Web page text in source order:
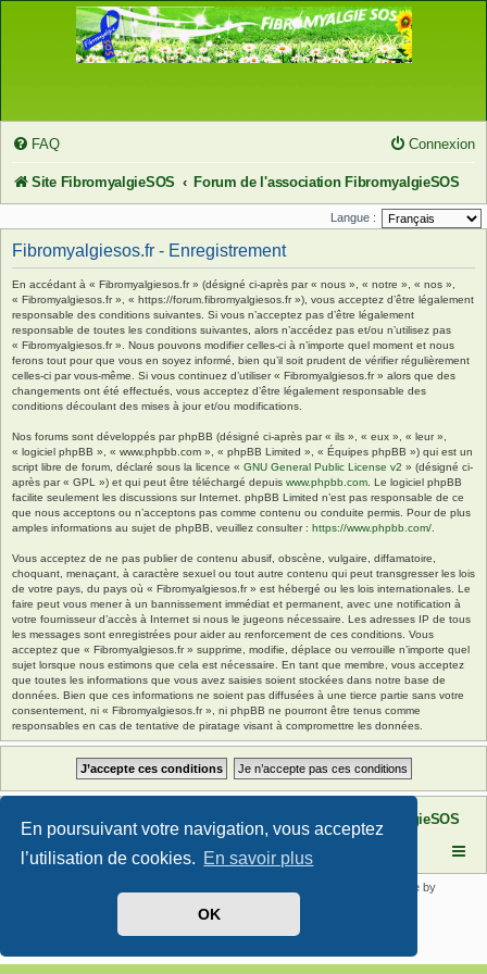
En poursuivant votre navigation, vous acceptez
l’utilisation de cookies. En savoir plus
OK
FAQ Connexion
Site FibromyalgieSOS Forum de l'association FibromyalgieSOS
Langue :
Fibromyalgiesos.fr - Enregistrement
En accédant à « Fibromyalgiesos.fr » (désigné ci-après par « nous », « notre », « nos »,
« Fibromyalgiesos.fr », « https://forum.fibromyalgiesos.fr »), vous acceptez d’être légalement
responsable des conditions suivantes. Si vous n’acceptez pas d’être légalement
responsable de toutes les conditions suivantes, alors n’accédez pas et/ou n’utilisez pas
« Fibromyalgiesos.fr ». Nous pouvons modifier celles-ci à n’importe quel moment et nous
ferons tout pour que vous en soyez informé, bien qu’il soit prudent de vérifier régulièrement
celles-ci par vous-même. Si vous continuez d’utiliser « Fibromyalgiesos.fr » alors que des
changements ont été effectués, vous acceptez d’être légalement responsable des
conditions découlant des mises à jour et/ou modifications.
Nos forums sont développés par phpBB (désigné ci-après par « ils », « eux », « leur »,
« logiciel phpBB », « www.phpbb.com », « phpBB Limited », « Équipes phpBB ») qui est un
script libre de forum, déclaré sous la licence « GNU General Public License v2 » (désigné ci-
après par « GPL ») et qui peut être téléchargé depuis www.phpbb.com . Le logiciel phpBB
facilite seulement les discussions sur Internet. phpBB Limited n’est pas responsable de ce
que nous acceptons ou n’acceptons pas comme contenu ou conduite permis. Pour de plus
amples informations au sujet de phpBB, veuillez consulter : https://www.phpbb.com/
Vous acceptez de ne pas publier de contenu abusif, obscène, vulgaire, diffamatoire,
choquant, menaçant, à caractère sexuel ou tout autre contenu qui peut transgresser les lois
de votre pays, du pays où « Fibromyalgiesos.fr » est hébergé ou les lois internationales. Le
faire peut vous mener à un bannissement immédiat et permanent, avec une notification à
votre fournisseur d’accès à Internet si nous le jugeons nécessaire. Les adresses IP de tous
les messages sont enregistrées pour aider au renforcement de ces conditions. Vous
acceptez que « Fibromyalgiesos.fr » supprime, modifie, déplace ou verrouille n’importe quel
sujet lorsque nous estimons que cela est nécessaire. En tant que membre, vous acceptez
que toutes les informations que vous avez saisies soient stockées dans notre base de
données. Bien que ces informations ne soient pas diffusées à une tierce partie sans votre
consentement, ni « Fibromyalgiesos.fr », ni phpBB ne pourront être tenus comme
responsables en cas de tentative de piratage visant à compromettre les données.
Site FibromyalgieSOS Forum de l'association FibromyalgieSOS
® Forum Software © phpBB Limited | SE Square by
Traduit par